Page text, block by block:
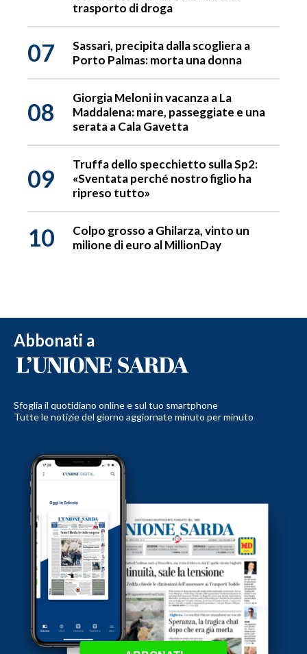
trasporto di droga
07
Sassari, precipita dalla scogliera a
Porto Palmas: morta una donna
08
Giorgia Meloni in vacanza a La
Maddalena: mare, passeggiate e una
serata a Cala Gavetta
09
Truffa dello specchietto sulla Sp2:
«Sventata perché nostro figlio ha
ripreso tutto»
10
Colpo grosso a Ghilarza, vinto un
milione di euro al MillionDay
Abbonati a
Sfoglia il quotidiano online e sul tuo smartphone
Tutte le notizie del giorno aggiornate minuto per minuto